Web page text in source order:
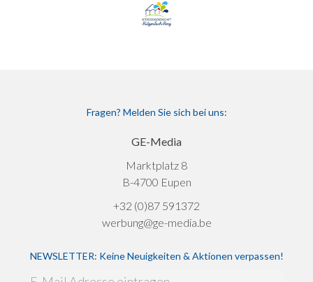
Fragen? Melden Sie sich bei uns:
GE-Media
Marktplatz 8
B-4700 Eupen
+32 (0)87 591372
werbung@ge-media.be
NEWSLETTER: Keine Neuigkeiten & Aktionen verpassen!